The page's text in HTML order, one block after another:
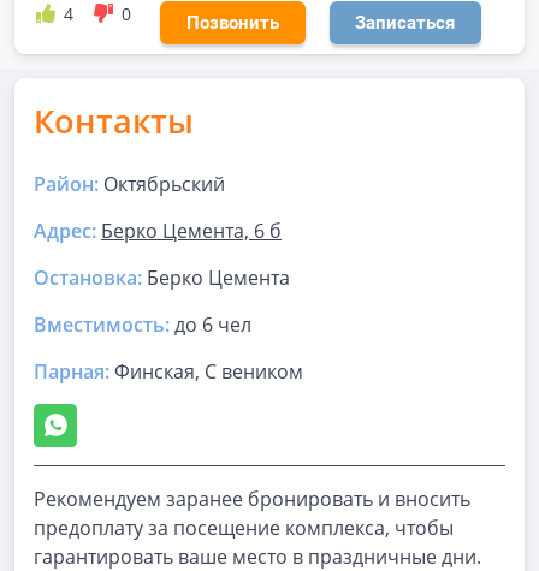
4 0 Позвонить Записаться
Контакты
Район: Октябрьский
Адрес: Берко Цемента, 6 б
Остановка: Берко Цемента
Вместимость:до 6 чел
Парная:Финская, С веником
Рекомендуем заранее бронировать и вносить
предоплату за посещение комплекса, чтобы
гарантировать ваше место в праздничные дни.